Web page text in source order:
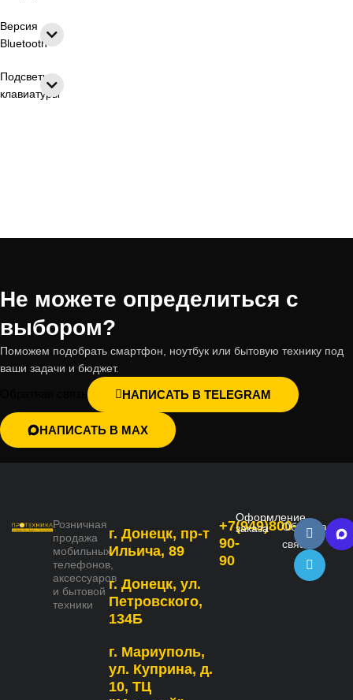
Версия
Bluetooth
Подсветка
клавиатуры
Не можете определиться с
выбором?
Поможем подобрать смартфон, ноутбук или бытовую технику под
ваши задачи и бюджет.
НАПИСАТЬ В TELEGRAM
НАПИСАТЬ В MAX
Розничная
продажа
мобильных
телефонов,
аксессуаров
и бытовой
техники
г. Донецк, пр-т
Ильича, 89
г. Донецк, ул.
Петровского,
134Б
г. Мариуполь,
ул. Куприна, д.
10, ТЦ
+7(949)800-
90-
90
Оформление
заказа
Обратная
связь